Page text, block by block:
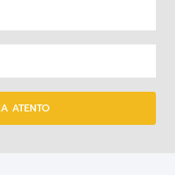
ATENTO